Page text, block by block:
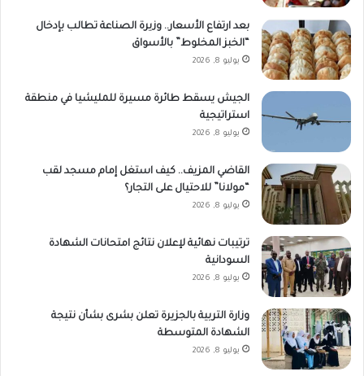
بعد ارتفاع الأسعار.. وزيرة الصناعة تطالب بإدخال
“الخبز المخلوط” بالأسواق
يوليو 8, 2026
الجيش يسقط طائرة مسيرة للمليشيا في منطقة
استراتيجية
يوليو 8, 2026
القاضي المزيف.. كيف استغل إمام مسجد لقب
“مولانا” للاحتيال على التجار؟
يوليو 8, 2026
ترتيبات نهائية لإعلان نتائج امتحانات الشهادة
السودانية
يوليو 8, 2026
وزارة التربية بالجزيرة تعلن بشرى بشأن نتيجة
الشهادة المتوسطة
يوليو 8, 2026